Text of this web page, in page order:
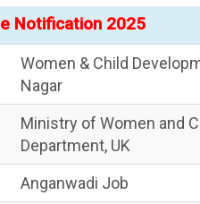
Notification 2025
Women & Child
Nagar
Ministry of Women and
Department, UK
Anganwadi Job